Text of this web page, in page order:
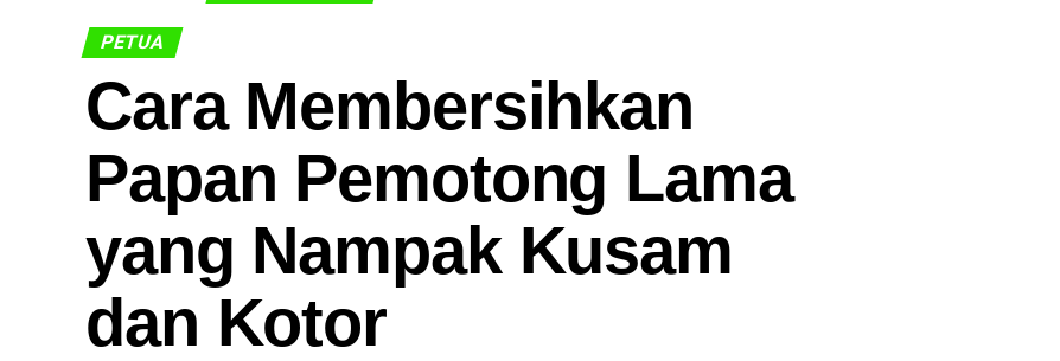
PETUA
Cara Membersihkan
Papan Pemotong Lama
yang Nampak Kusam
dan Kotor